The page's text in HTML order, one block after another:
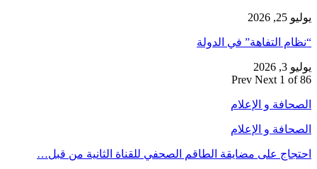
يوليو 25, 2026
“نظام التفاهة” في الدولة
يوليو 3, 2026
Prev Next 1 of 86
الصحافة و الإعلام
الصحافة و الإعلام
احتجاج على مضايقة الطاقم الصحفي للقناة الثانية من قبل…